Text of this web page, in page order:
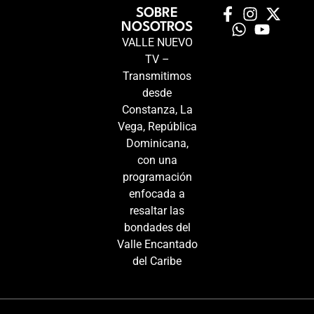
SOBRE
NOSOTROS
VALLE NUEVO
TV –
Transmitimos
desde
Constanza, La
Vega, República
Dominicana,
con una
programación
enfocada a
resaltar las
bondades del
Valle Encantado
del Caribe